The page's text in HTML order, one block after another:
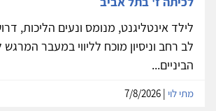
לילד אינטליגנט, מנומס ונעים הליכות,
לב רחב וניסיון מוכח לליווי במעבר
הביניים...
מתי לוי